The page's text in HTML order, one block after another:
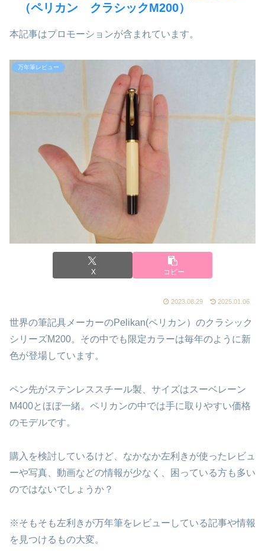
（ペリカン クラシックM200）
本記事はプロモーションが含まれています。
万年筆レビュー
X コピー
2023.08.29 2025.01.06
世界の筆記具メーカーのPelikan(ペリカン）のクラシック
シリーズM200。その中でも限定カラーは毎年のように新
色が登場しています。
ペン先がステンレススチール製、サイズはスーベレーン
M400とほぼ一緒。ペリカンの中では手に取りやすい価格
のモデルです。
購入を検討しているけど、なかなか左利きが使ったレビュ
ーや写真、動画などの情報が少なく、困っている方も多い
のではないでしょうか？
※そもそも左利きが万年筆をレビューしている記事や情報
を見つけるもの大変。